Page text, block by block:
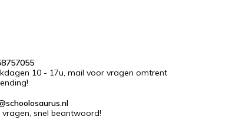
10 - 17u, mail voor vragen omtrent
vragen, snel beantwoord!